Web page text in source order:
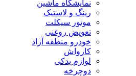
نمایشگاه ماشین
رینگ و لاستیک
موتور سیکلت
تعویض روغنی
خودرو منطقه آزاد
کارواش
لوازم یدکی
دوچرخه